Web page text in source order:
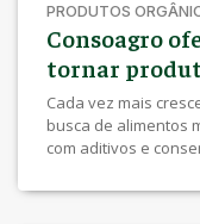
PRODUTOS
Consoagro
tornar
Cada vez mais
busca de alimentos
com aditivos e
observar que o